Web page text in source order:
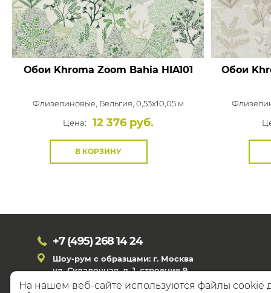
Обои Khroma Zoom Bahia HIA101
Флизелиновые, Бельгия, 0,53x10,05 м
Цена:
12 376 руб.
В КОРЗИНУ
Обои
+7 (495)268 14 24
Шоу-рум с образцами: г. Москва
ул. Складочная, д. 1, строение 9
На нашем веб-сайте используются файлы cookie